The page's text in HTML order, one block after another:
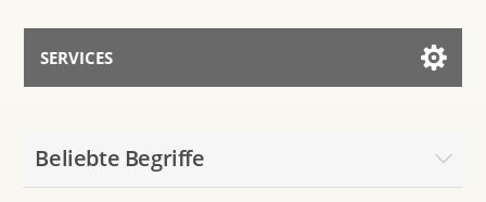
SERVICES
Mit dem Assistenten sprechen
Beliebte Begriffe